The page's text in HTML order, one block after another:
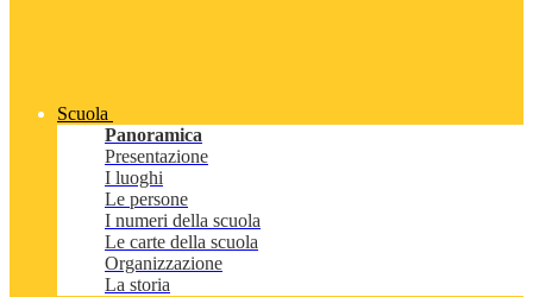
Scuola
Panoramica
Presentazione
I luoghi
Le persone
I numeri della scuola
Le carte della scuola
Organizzazione
La storia